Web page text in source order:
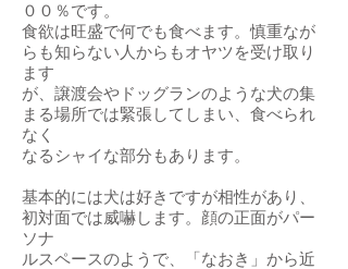
００％です。
食欲は旺盛で何でも食べます。慎重なが
らも知らない人からもオヤツを受け取り
ます
が、譲渡会やドッグランのような犬の集
まる場所では緊張してしまい、食べられ
なく
なるシャイな部分もあります。
基本的には犬は好きですが相性があり、
初対面では威嚇します。顔の正面がパー
ソナ
ルスペースのようで、「なおき」から近